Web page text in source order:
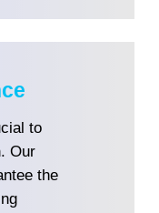
to
Our
the